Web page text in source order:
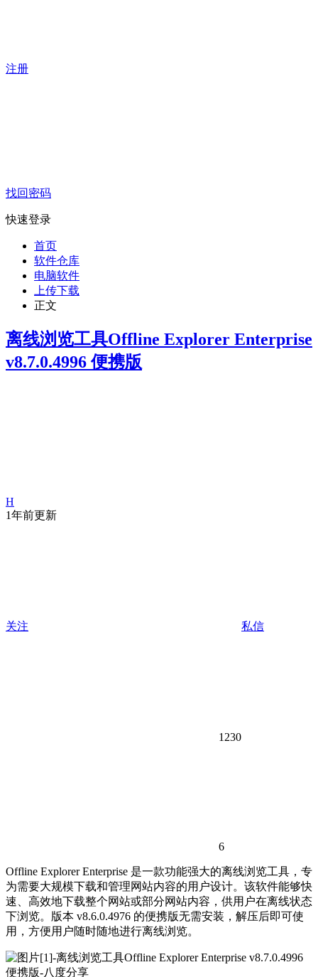
注册
找回密码
快速登录
首页
软件仓库
电脑软件
上传下载
正文
离线浏览工具Offline Explorer Enterprise
v8.7.0.4996 便携版
H
1年前更新
关注 私信
1230
6
Offline Explorer Enterprise 是一款功能强大的离线浏览工具，专
为需要大规模下载和管理网站内容的用户设计。该软件能够快
速、高效地下载整个网站或部分网站内容，供用户在离线状态
下浏览。版本 v8.6.0.4976 的便携版无需安装，解压后即可使
用，方便用户随时随地进行离线浏览。